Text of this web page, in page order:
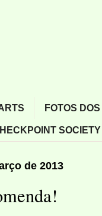
FOTOS
SOCIETY
de 2013